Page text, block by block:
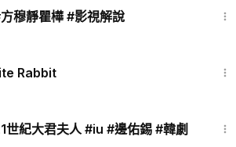
穆靜瞿樺 #影視解說
Rabbit
世紀大君夫人 #iu #邊佑錫 #韓劇